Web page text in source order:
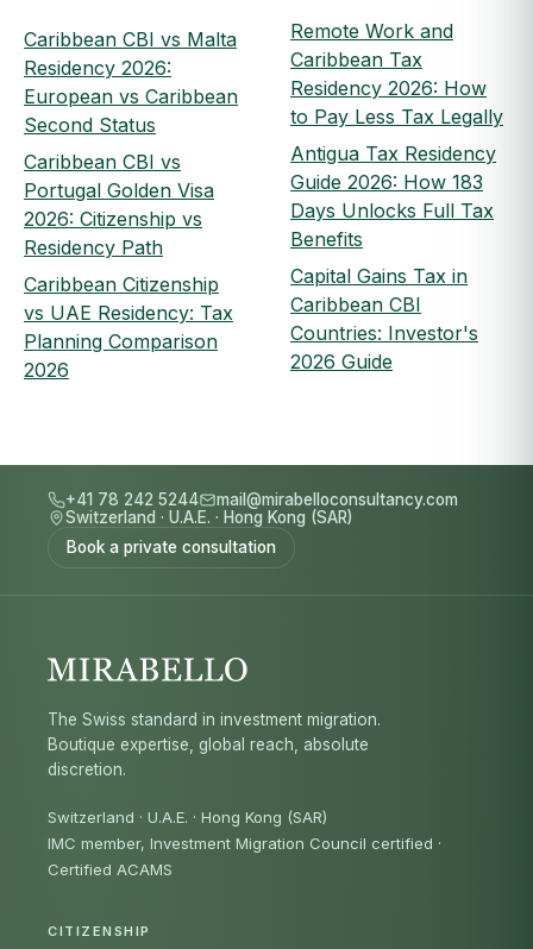
Caribbean CBI vs Malta
Residency 2026:
European vs Caribbean
Second Status
Caribbean CBI vs
Portugal Golden Visa
2026: Citizenship vs
Residency Path
Caribbean Citizenship
vs UAE Residency: Tax
Planning Comparison
2026
Remote Work and
Caribbean Tax
Residency 2026: How
to Pay Less Tax Legally
Antigua Tax Residency
Guide 2026: How 183
Days Unlocks Full Tax
Benefits
Capital Gains Tax in
Caribbean CBI
Countries: Investor's
2026 Guide
+41 78 242 5244
mail@mirabelloconsultancy.com
Switzerland · U.A.E. · Hong Kong (SAR)
Book a private consultation
The Swiss standard in investment migration.
Boutique expertise, global reach, absolute
discretion.
Switzerland · U.A.E. · Hong Kong (SAR)
IMC member, Investment Migration Council certified ·
Certified ACAMS
CITIZENSHIP